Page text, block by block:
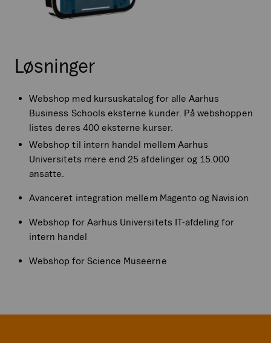
Løsninger
Webshop med kursuskatalog for alle Aarhus
Business Schools eksterne kunder. På webshoppen
listes deres 400 eksterne kurser.
Webshop til intern handel mellem Aarhus
Universitets mere end 25 afdelinger og 15.000
ansatte.
Avanceret integration mellem Magento og Navision
Webshop for Aarhus Universitets IT-afdeling for
intern handel
Webshop for Science Museerne